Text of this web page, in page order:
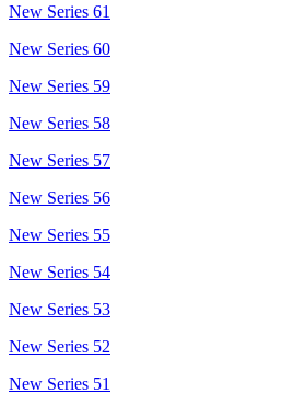
New Series 61
New Series 60
New Series 59
New Series 58
New Series 57
New Series 56
New Series 55
New Series 54
New Series 53
New Series 52
New Series 51